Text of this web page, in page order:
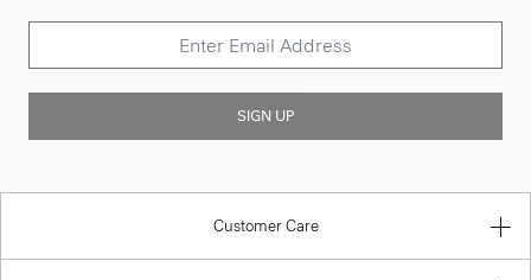
SIGN UP
Customer Care